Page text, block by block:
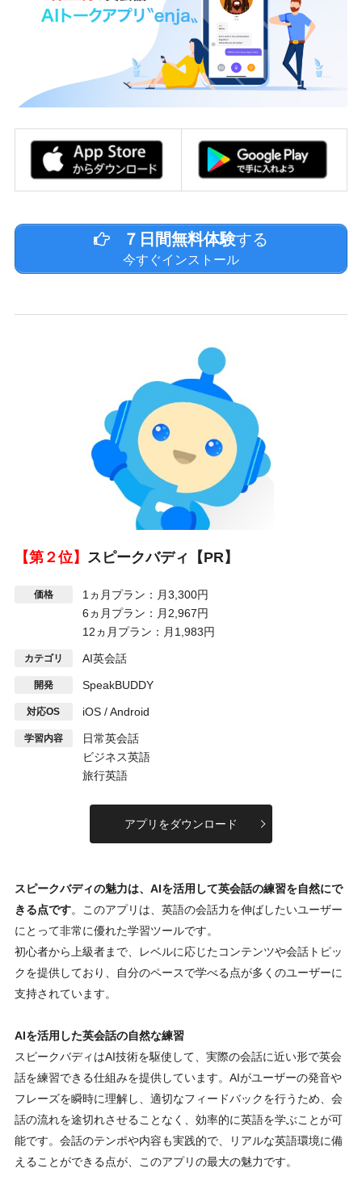
７日間無料体験する
今すぐインストール
【第２位】 スピークバディ【PR】
価格
1ヵ月プラン：月3,300円
6ヵ月プラン：月2,967円
12ヵ月プラン：月1,983円
カテゴリ AI英会話
開発 SpeakBUDDY
対応OS iOS / Android
学習内容
日常英会話
ビジネス英語
旅行英語
アプリをダウンロード
スピークバディの魅力は、AIを活用して英会話の練習を自然にで
きる点です。このアプリは、英語の会話力を伸ばしたいユーザー
にとって非常に優れた学習ツールです。
初心者から上級者まで、レベルに応じたコンテンツや会話トピッ
クを提供しており、自分のペースで学べる点が多くのユーザーに
支持されています。
AIを活用した英会話の自然な練習
スピークバディはAI技術を駆使して、実際の会話に近い形で英会
話を練習できる仕組みを提供しています。AIがユーザーの発音や
フレーズを瞬時に理解し、適切なフィードバックを行うため、会
話の流れを途切れさせることなく、効率的に英語を学ぶことが可
能です。会話のテンポや内容も実践的で、リアルな英語環境に備
えることができる点が、このアプリの最大の魅力です。